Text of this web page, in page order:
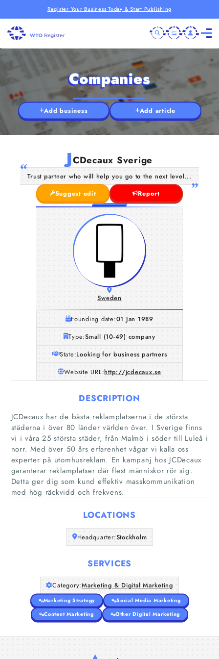
Register Your Business Today & Start Publishing
Home
Companies
Articles
About Us
Companies
Add business Add article
JCDecaux Sverige
Trust partner who will help you go to the next level...
Suggest edit
Report
Sweden
Founding date:01 Jan 1989
Type:Small (10-49) company
State:Looking for business partners
Website URL:http://jcdecaux.se
DESCRIPTION
JCDecaux har de bästa reklamplatserna i de största
städerna i över 80 länder världen över. I Sverige finns
vi i våra 25 största städer, från Malmö i söder till Luleå i
norr. Med över 50 års erfarenhet vågar vi kalla oss
experter på utomhusreklam. En kampanj hos JCDecaux
garanterar reklamplatser där flest människor rör sig.
Detta ger dig som kund effektiv masskommunikation
med hög räckvidd och frekvens.
LOCATIONS
Headquarter:Stockholm
SERVICES
Category:Marketing & Digital Marketing
Marketing Strategy
Social Media Marketing
Content Marketing
Other Digital Marketing